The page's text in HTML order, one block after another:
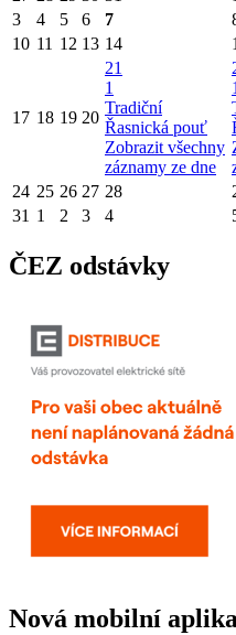
3
4 5 6 7
10 11 12 13 14
17 18 19 20
21
1
Tradiční
Řasnická pouť
Zobrazit všechny
záznamy ze dne
1
24 25 26 27 28
31 1 2 3 4
ČEZ odstávky
Nová mobilní